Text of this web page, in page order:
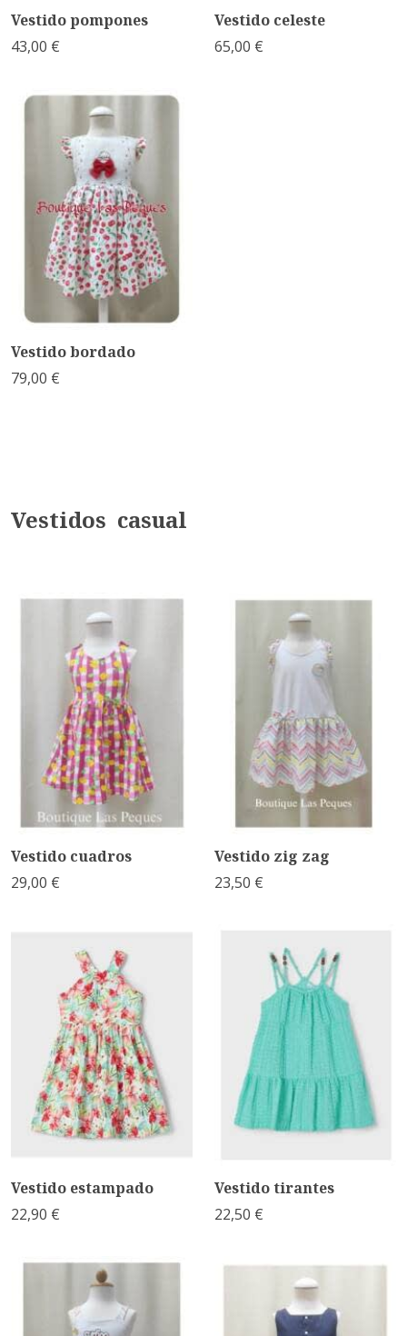
Vestido pompones
43,00 €
Vestido celeste
65,00 €
Vestido bordado
79,00 €
Vestidos casual
Vestido cuadros
29,00 €
Vestido zig zag
23,50 €
Vestido estampado
22,90 €
Vestido tirantes
22,50 €